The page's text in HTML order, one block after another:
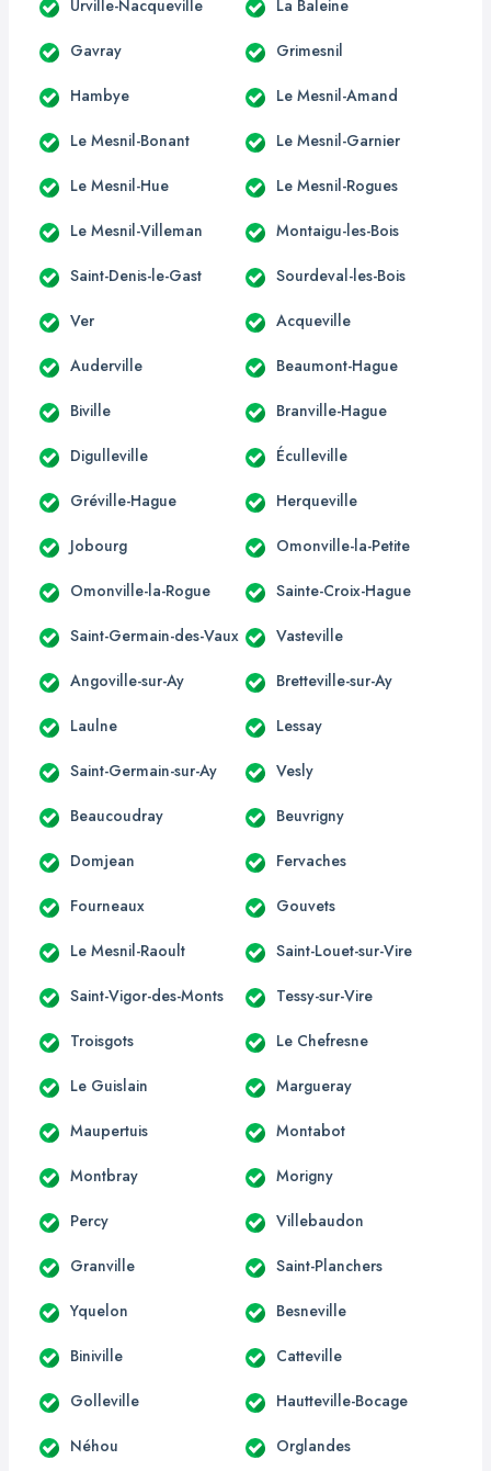
Urville-Nacqueville La Baleine
Gavray Grimesnil
Hambye Le Mesnil-Amand
Le Mesnil-Bonant Le Mesnil-Garnier
Le Mesnil-Hue Le Mesnil-Rogues
Le Mesnil-Villeman Montaigu-les-Bois
Saint-Denis-le-Gast Sourdeval-les-Bois
Ver Acqueville
Auderville Beaumont-Hague
Biville Branville-Hague
Digulleville Éculleville
Gréville-Hague Herqueville
Jobourg Omonville-la-Petite
Omonville-la-Rogue Sainte-Croix-Hague
Saint-Germain-des-Vaux Vasteville
Angoville-sur-Ay Bretteville-sur-Ay
Laulne Lessay
Saint-Germain-sur-Ay Vesly
Beaucoudray Beuvrigny
Domjean Fervaches
Fourneaux Gouvets
Le Mesnil-Raoult Saint-Louet-sur-Vire
Saint-Vigor-des-Monts Tessy-sur-Vire
Troisgots Le Chefresne
Le Guislain Margueray
Maupertuis Montabot
Montbray Morigny
Percy Villebaudon
Granville Saint-Planchers
Yquelon Besneville
Biniville Catteville
Golleville Hautteville-Bocage
Néhou Orglandes